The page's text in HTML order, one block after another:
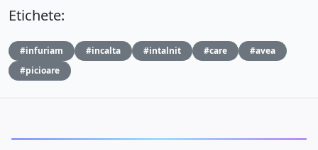
Etichete:
#infuriam #incalta #intalnit #care
#avea
#picioare